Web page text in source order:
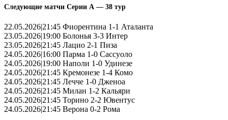
Следующие матчи Серии А — 38 тур
22.05.2026|21:45 Фиорентина 1-1 Аталанта
23.05.2026|19:00 Болонья 3-3 Интер
23.05.2026|21:45 Лацио 2-1 Пиза
24.05.2026|16:00 Парма 1-0 Сассуоло
24.05.2026|19:00 Наполи 1-0 Удинезе
24.05.2026|21:45 Кремонезе 1-4 Комо
24.05.2026|21:45 Лечче 1-0 Дженоа
24.05.2026|21:45 Милан 1-2 Кальяри
24.05.2026|21:45 Торино 2-2 Ювентус
24.05.2026|21:45 Верона 0-2 Рома